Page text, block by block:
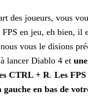
des joueurs, vous
en jeu, eh bien, il
vous le disions
lancer Diablo 4 et
CTRL + R. Les
en bas de